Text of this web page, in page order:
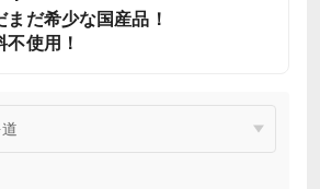
まだ希少な国産品！
使用！